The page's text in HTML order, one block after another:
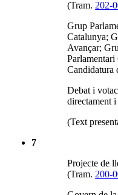
(Tram. 202-
Grup
Catalunya;
Avançar;
Candidatura
Debat i
directament
(Text
7
Projecte de
(Tram. 200-